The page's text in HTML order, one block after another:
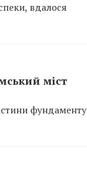
вдалося
міст
фундаменту